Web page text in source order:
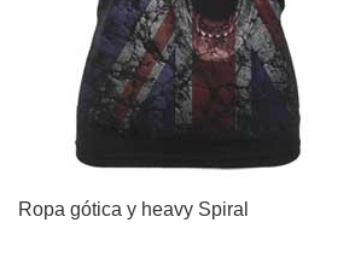
Ropa gótica y heavy Spiral